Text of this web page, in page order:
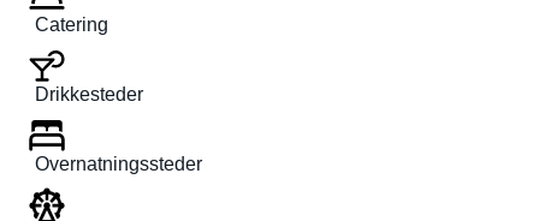
Catering
Drikkesteder
Overnatningssteder